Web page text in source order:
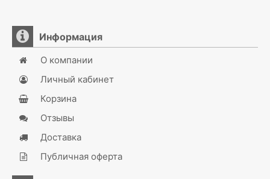
Информация
О компании
Личный кабинет
Корзина
Отзывы
Доставка
Публичная оферта